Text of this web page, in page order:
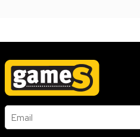
Email